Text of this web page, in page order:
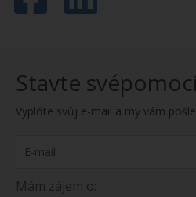
Stavte
Vyplňte svůj e-mail a my vám
Mám zájem o: